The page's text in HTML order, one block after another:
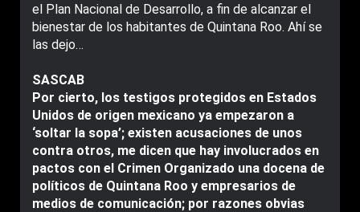
el Plan Nacional de Desarrollo, a fin de alcanzar el
bienestar de los habitantes de Quintana Roo. Ahí se
las dejo…
SASCAB
Por cierto, los testigos protegidos en Estados
Unidos de origen mexicano ya empezaron a
‘soltar la sopa’; existen acusaciones de unos
contra otros, me dicen que hay involucrados en
pactos con el Crimen Organizado una docena de
políticos de Quintana Roo y empresarios de
medios de comunicación; por razones obvias